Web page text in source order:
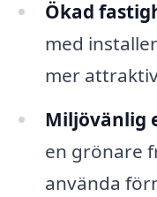
Ökad
med
mer
Miljövänlig
en grönare
använda